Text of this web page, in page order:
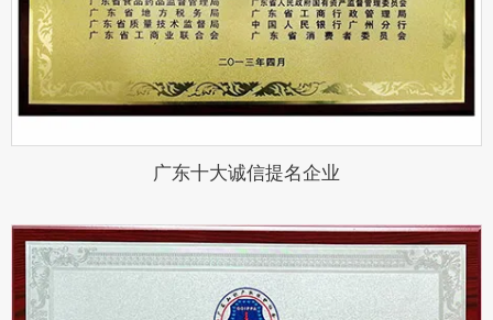
广东十大诚信提名企业